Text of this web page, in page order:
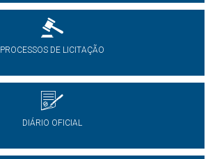
PROCESSOS DE LICITAÇÃO
DIÁRIO OFICIAL